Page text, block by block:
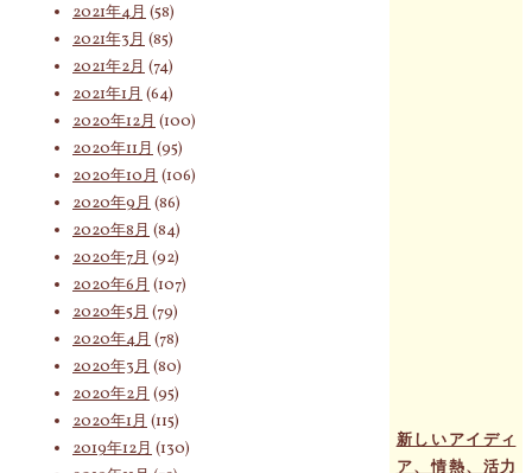
新しいアイディ
ア、情熱、活力
2021年4月 (58)
2021年3月 (85)
2021年2月 (74)
2021年1月 (64)
2020年12月 (100)
2020年11月 (95)
2020年10月 (106)
2020年9月 (86)
2020年8月 (84)
2020年7月 (92)
2020年6月 (107)
2020年5月 (79)
2020年4月 (78)
2020年3月 (80)
2020年2月 (95)
2020年1月 (115)
2019年12月 (130)